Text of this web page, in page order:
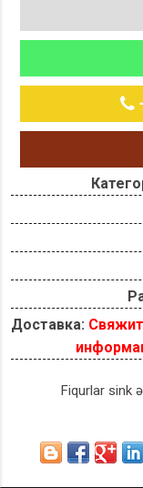
Доставка:
Fiqurlar sink